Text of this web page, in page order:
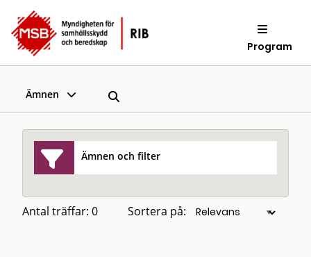
Program
Ämnen
Ämnen och filter
Antal träffar: 0 Sortera på: